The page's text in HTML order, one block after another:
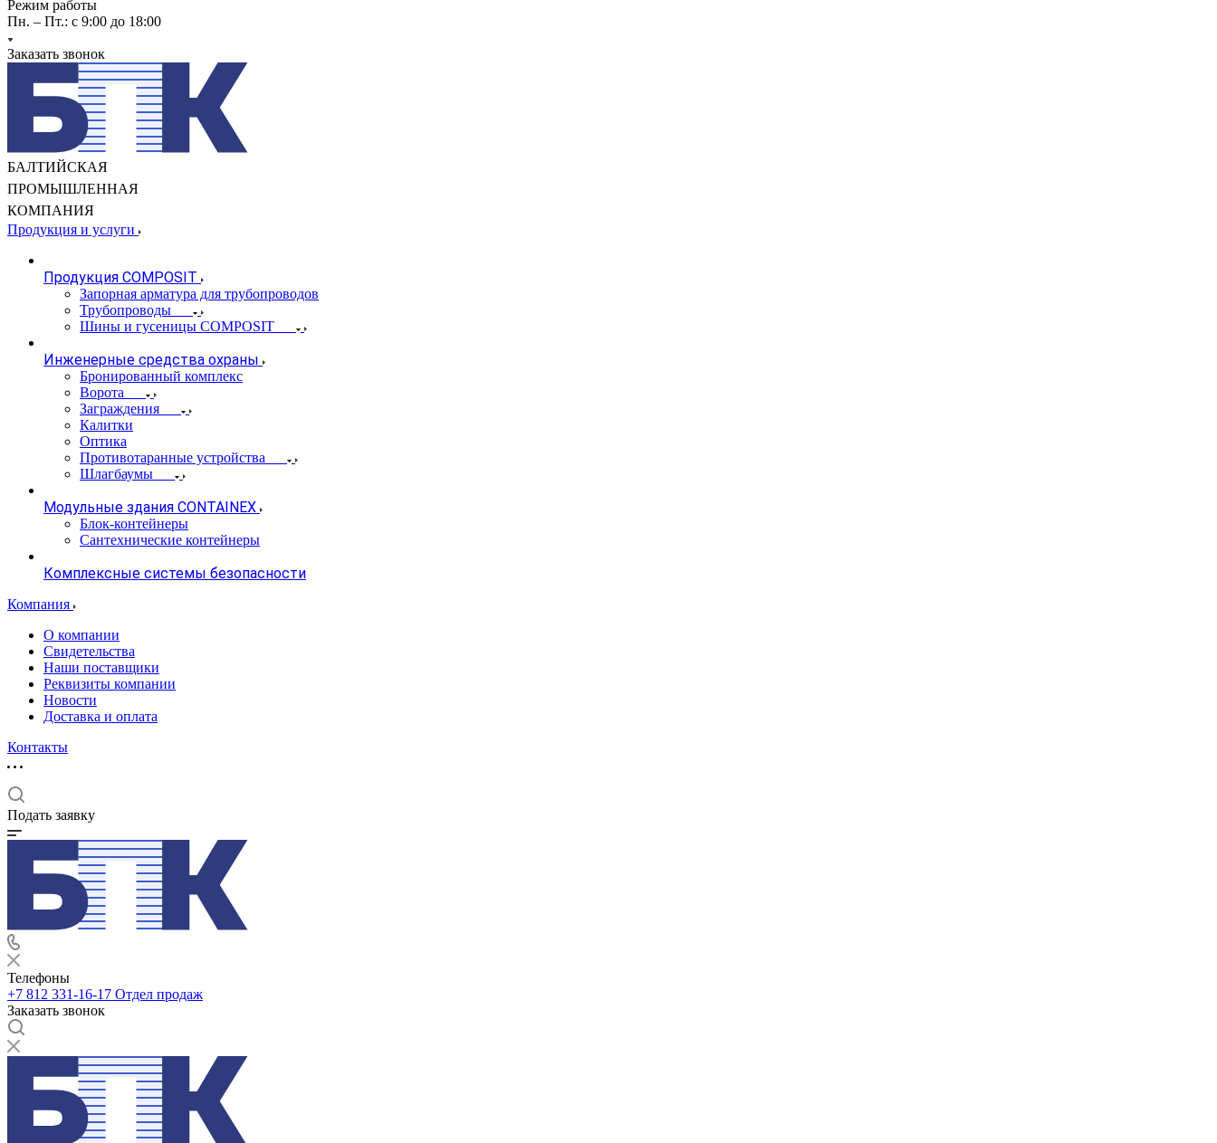
Режим работы
Пн. – Пт.: с 9:00 до 18:00
Заказать звонок
БАЛТИЙСКАЯ
ПРОМЫШЛЕННАЯ
КОМПАНИЯ
Продукция и услуги
Продукция COMPOSIT
Запорная арматура для трубопроводов
Трубопроводы
Шины и гусеницы COMPOSIT
Инженерные средства охраны
Бронированный комплекс
Ворота
Заграждения
Калитки
Оптика
Противотаранные устройства
Шлагбаумы
Модульные здания CONTAINEX
Блок-контейнеры
Сантехнические контейнеры
Комплексные системы безопасности
Компания
О компании
Свидетельства
Наши поставщики
Реквизиты компании
Новости
Доставка и оплата
Контакты
Подать заявку
Телефоны
+7 812 331-16-17 Отдел продаж
Заказать звонок